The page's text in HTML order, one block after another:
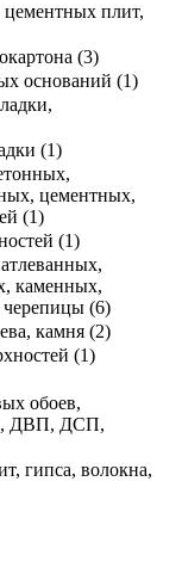
цементных плит,
(3)
оснований (1)
(1)
цементных,
(1)
(1)
каменных,
черепицы (6)
камня (2)
(1)
обоев,
ДВП, ДСП,
гипса, волокна,